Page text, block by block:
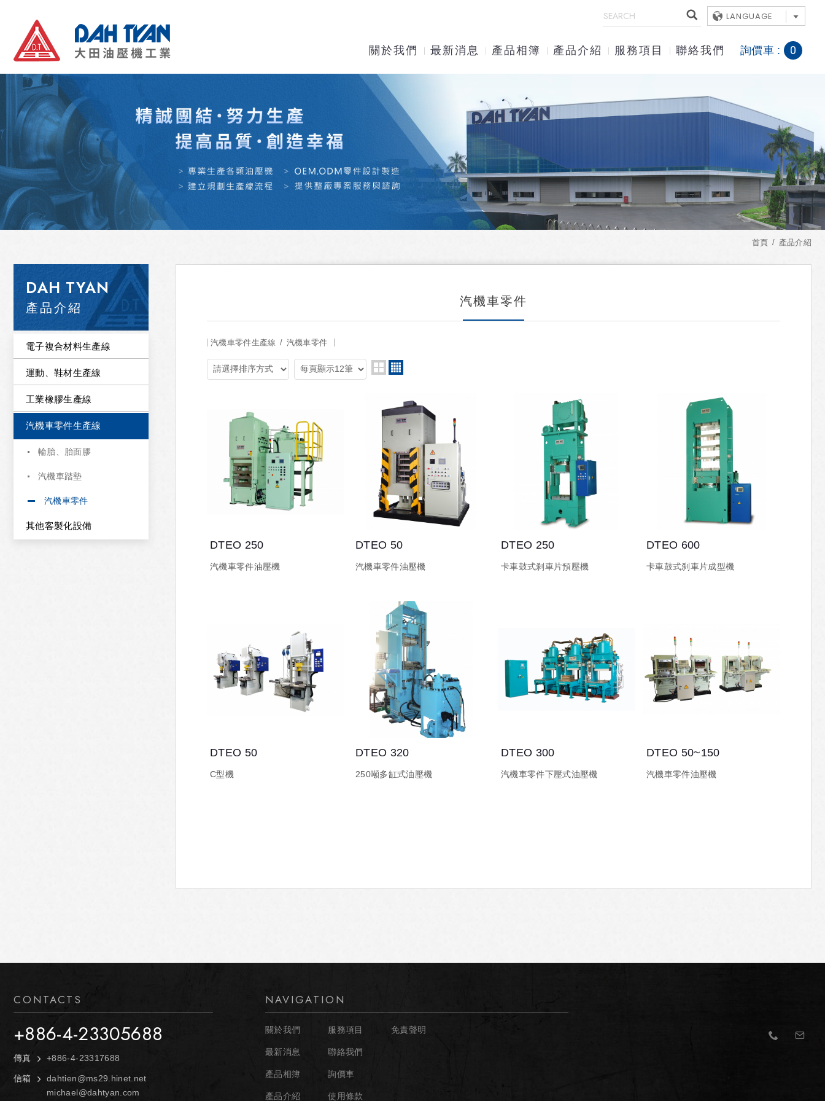
LANGUAGE
關於我們 最新消息 產品相簿 產品介紹 服務項目 聯絡我們 詢價車 : 0
首頁 產品介紹
DAH TYAN
產品介紹
電子複合材料生產線
運動、鞋材生產線
工業橡膠生產線
汽機車零件生產線
輪胎、胎面膠
汽機車踏墊
汽機車零件
其他客製化設備
汽機車零件
汽機車零件生產線 汽機車零件
DTEO 250
汽機車零件油壓機
DTEO 50
汽機車零件油壓機
DTEO 250
卡車鼓式刹車片預壓機
DTEO 600
卡車鼓式刹車片成型機
DTEO 50
C型機
DTEO 320
250噸多缸式油壓機
DTEO 300
汽機車零件下壓式油壓機
DTEO 50~150
汽機車零件油壓機
CONTACTS
+886-4-23305688
傳真 +886-4-23317688
信箱
dahtien@ms29.hinet.net
michael@dahtyan.com
NAVIGATION
關於我們
最新消息
產品相簿
產品介紹
服務項目
聯絡我們
詢價車
使用條款
免責聲明